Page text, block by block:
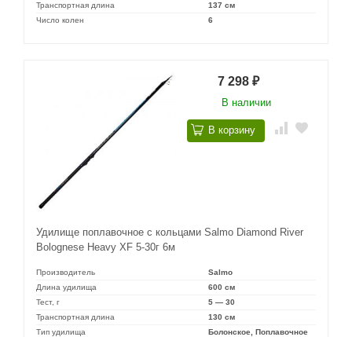
Транспортная длина
137 см
Число колен
6
Удилище поплавочное с кольцами Salmo Diamond River
Bolognese Heavy XF 5-30г 6м
Производитель
Salmo
Длина удилища
600 см
Тест, г
5 — 30
Транспортная длина
130 см
Тип удилища
Болонское, Поплавочное
7 298 ₽
В наличии
В корзину